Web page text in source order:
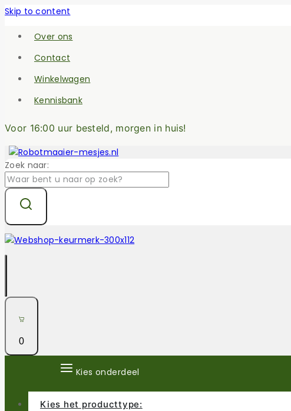
Skip to content
Over ons
Contact
Winkelwagen
Kennisbank
Voor 16:00 uur besteld, morgen in huis!
Zoek naar:
0
Kies onderdeel
Kies het producttype: